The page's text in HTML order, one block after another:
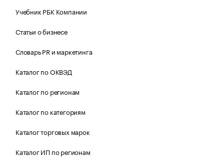
Учебник РБК Компании
Статьи о бизнесе
Словарь PR и маркетинга
Каталог по ОКВЭД
Каталог по регионам
Каталог по категориям
Каталог торговых марок
Каталог ИП по регионам